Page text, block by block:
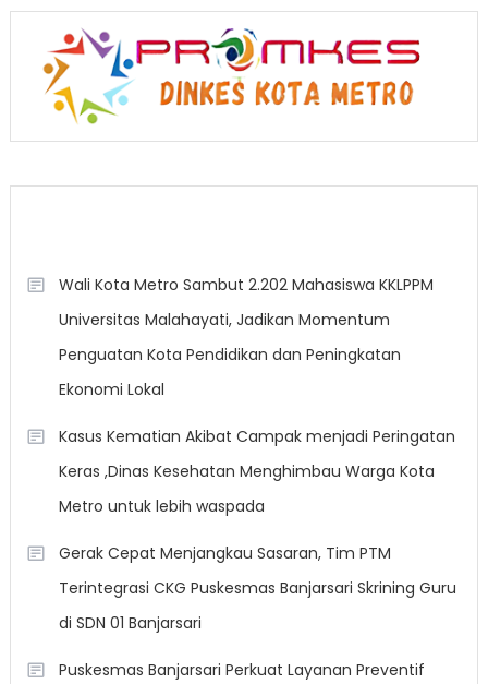
Wali Kota Metro Sambut 2.202 Mahasiswa KKLPPM
Universitas Malahayati, Jadikan Momentum
Penguatan Kota Pendidikan dan Peningkatan
Ekonomi Lokal
Kasus Kematian Akibat Campak menjadi Peringatan
Keras ,Dinas Kesehatan Menghimbau Warga Kota
Metro untuk lebih waspada
Gerak Cepat Menjangkau Sasaran, Tim PTM
Terintegrasi CKG Puskesmas Banjarsari Skrining Guru
di SDN 01 Banjarsari
Puskesmas Banjarsari Perkuat Layanan Preventif